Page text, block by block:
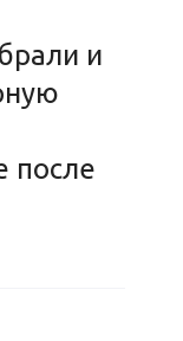
и
после